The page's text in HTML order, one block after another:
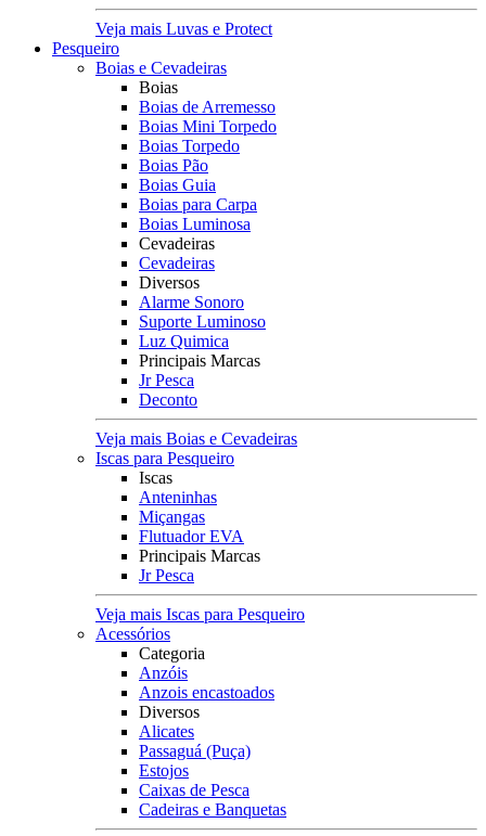
Veja mais Luvas e Protect
Pesqueiro
Boias e Cevadeiras
Boias
Boias de Arremesso
Boias Mini Torpedo
Boias Torpedo
Boias Pão
Boias Guia
Boias para Carpa
Boias Luminosa
Cevadeiras
Cevadeiras
Diversos
Alarme Sonoro
Suporte Luminoso
Luz Quimica
Principais Marcas
Jr Pesca
Deconto
Veja mais Boias e Cevadeiras
Iscas para Pesqueiro
Iscas
Anteninhas
Miçangas
Flutuador EVA
Principais Marcas
Jr Pesca
Veja mais Iscas para Pesqueiro
Acessórios
Categoria
Anzóis
Anzois encastoados
Diversos
Alicates
Passaguá (Puça)
Estojos
Caixas de Pesca
Cadeiras e Banquetas